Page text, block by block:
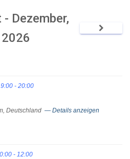
Dezember,
2026
- 20:00
Deutschland — Details anzeigen
- 12:00